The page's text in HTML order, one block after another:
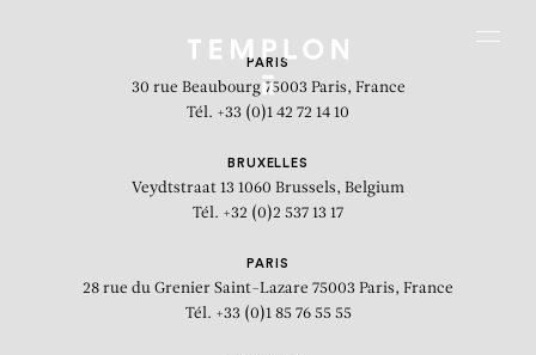
PARIS
30 rue Beaubourg 75003 Paris, France
Tél. +33 (0)1 42 72 14 10
BRUXELLES
Veydtstraat 13 1060 Brussels, Belgium
Tél. +32 (0)2 537 13 17
PARIS
28 rue du Grenier Saint-Lazare 75003 Paris, France
Tél. +33 (0)1 85 76 55 55